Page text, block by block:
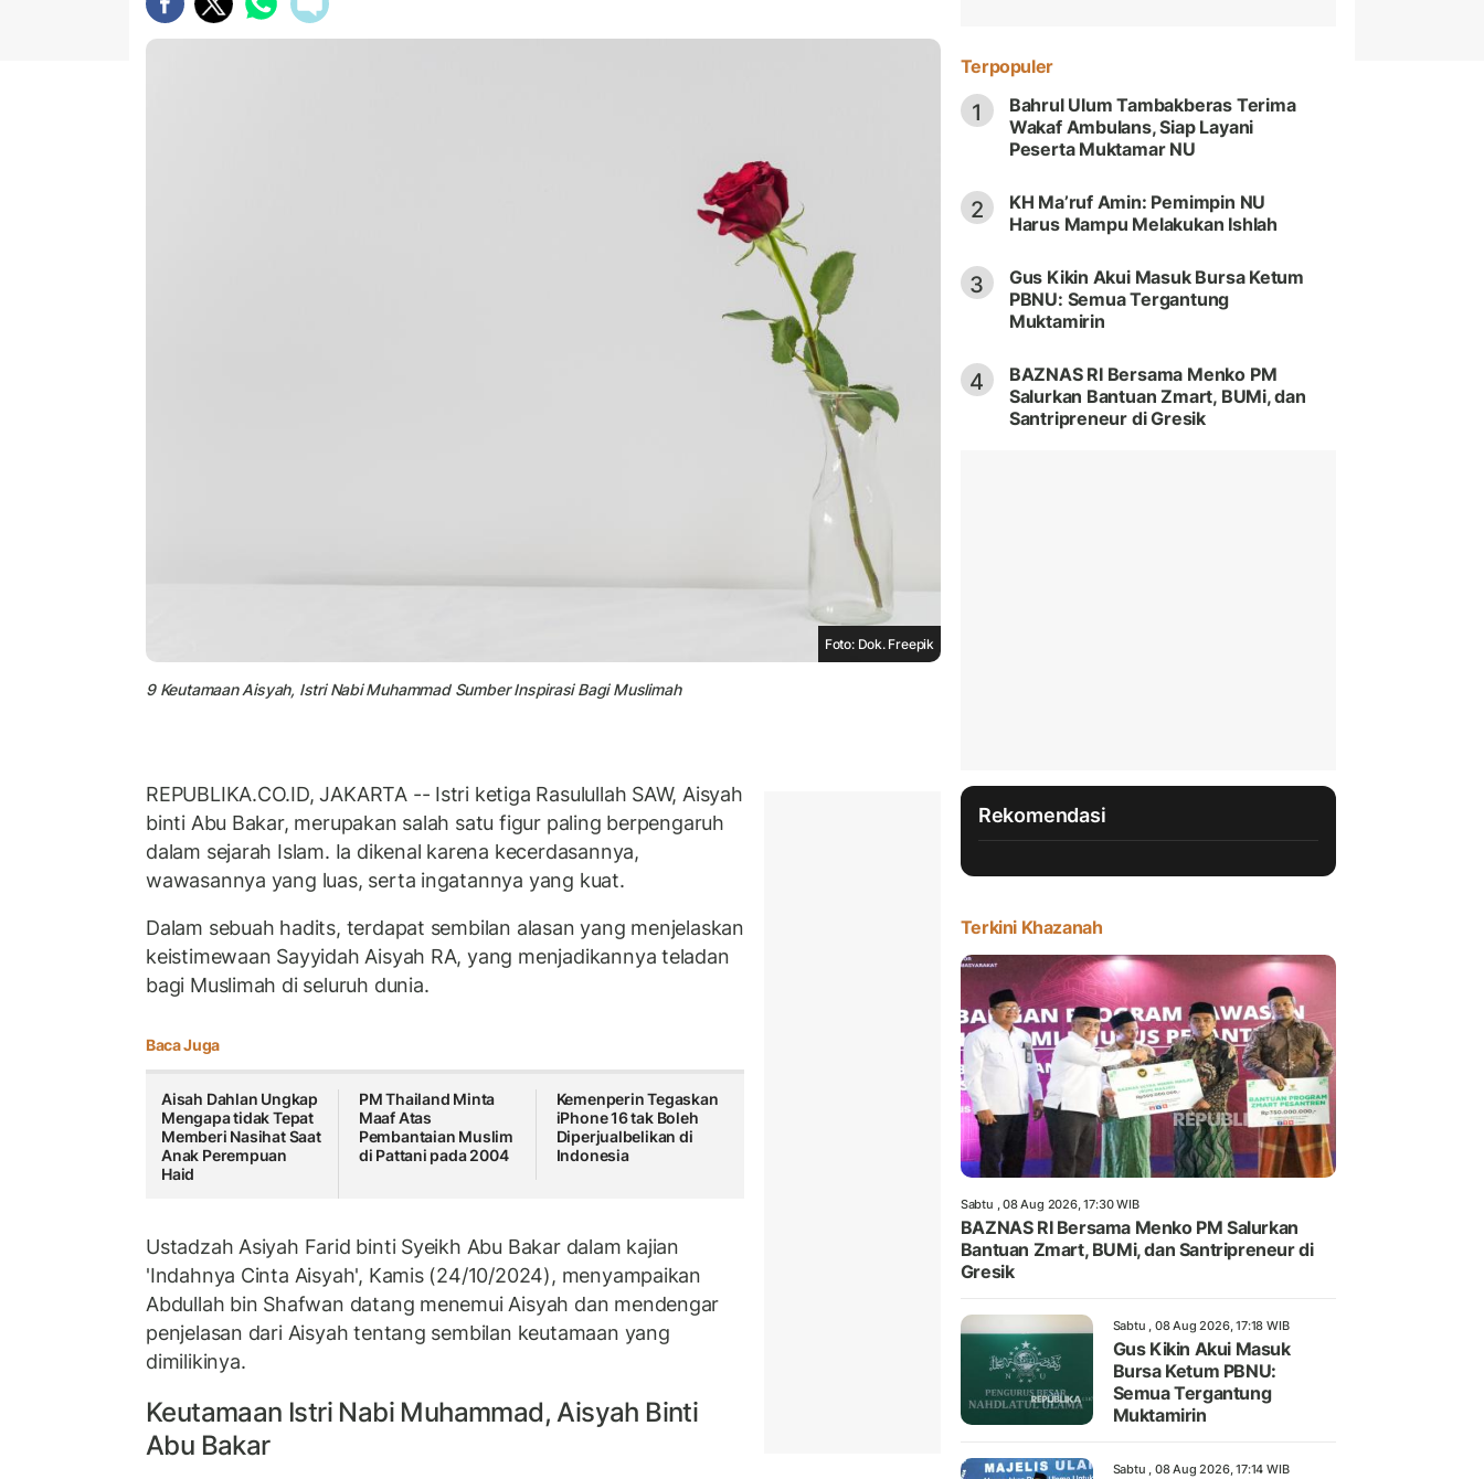
Foto: Dok. Freepik
9 Keutamaan Aisyah, Istri Nabi Muhammad Sumber Inspirasi Bagi Muslimah
REPUBLIKA.CO.ID, JAKARTA -- Istri ketiga Rasulullah SAW, Aisyah
binti Abu Bakar, merupakan salah satu figur paling berpengaruh
dalam sejarah Islam. Ia dikenal karena kecerdasannya,
wawasannya yang luas, serta ingatannya yang kuat.
Dalam sebuah hadits, terdapat sembilan alasan yang menjelaskan
keistimewaan Sayyidah Aisyah RA, yang menjadikannya teladan
bagi Muslimah di seluruh dunia.
Baca Juga
Aisah Dahlan Ungkap
Mengapa tidak Tepat
Memberi Nasihat Saat
Anak Perempuan
Haid
PM Thailand Minta
Maaf Atas
Pembantaian Muslim
di Pattani pada 2004
Kemenperin Tegaskan
iPhone 16 tak Boleh
Diperjualbelikan di
Indonesia
Ustadzah Asiyah Farid binti Syeikh Abu Bakar dalam kajian
'Indahnya Cinta Aisyah', Kamis (24/10/2024), menyampaikan
Abdullah bin Shafwan datang menemui Aisyah dan mendengar
penjelasan dari Aisyah tentang sembilan keutamaan yang
dimilikinya.
Keutamaan Istri Nabi Muhammad, Aisyah Binti
Abu Bakar
Terpopuler
1
Bahrul Ulum Tambakberas Terima
Wakaf Ambulans, Siap Layani
Peserta Muktamar NU
2
KH Ma’ruf Amin: Pemimpin NU
Harus Mampu Melakukan Ishlah
3
Gus Kikin Akui Masuk Bursa Ketum
PBNU: Semua Tergantung
Muktamirin
4
BAZNAS RI Bersama Menko PM
Salurkan Bantuan Zmart, BUMi, dan
Santripreneur di Gresik
Rekomendasi
Terkini Khazanah
Sabtu , 08 Aug 2026, 17:30 WIB
BAZNAS RI Bersama Menko PM Salurkan
Bantuan Zmart, BUMi, dan Santripreneur di
Gresik
Sabtu , 08 Aug 2026, 17:18 WIB
Gus Kikin Akui Masuk
Bursa Ketum PBNU:
Semua Tergantung
Muktamirin
Sabtu , 08 Aug 2026, 17:14 WIB